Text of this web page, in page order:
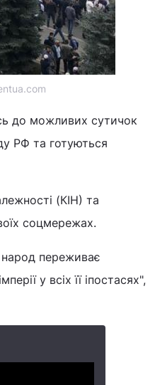
до можливих сутичок
РФ та готуються
(КІН) та
соцмережах.
народ переживає
у всіх її іпостасях",